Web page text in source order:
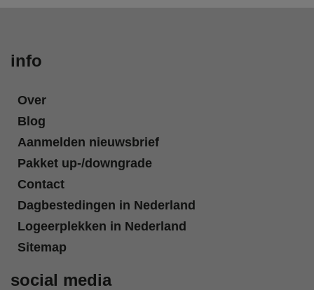
info
Over
Blog
Aanmelden nieuwsbrief
Pakket up-/downgrade
Contact
Dagbestedingen in Nederland
Logeerplekken in Nederland
Sitemap
social media